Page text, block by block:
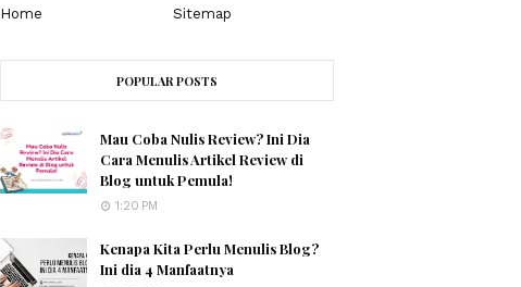
Home Sitemap
POPULAR POSTS
Mau Coba Nulis Review? Ini Dia
Cara Menulis Artikel Review di
Blog untuk Pemula!
1:20 PM
Kenapa Kita Perlu Menulis Blog?
Ini dia 4 Manfaatnya